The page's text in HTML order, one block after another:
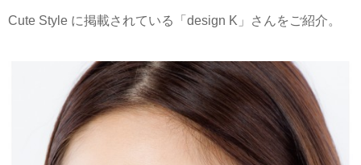
Cute Style に掲載されている「design K」さんをご紹介。